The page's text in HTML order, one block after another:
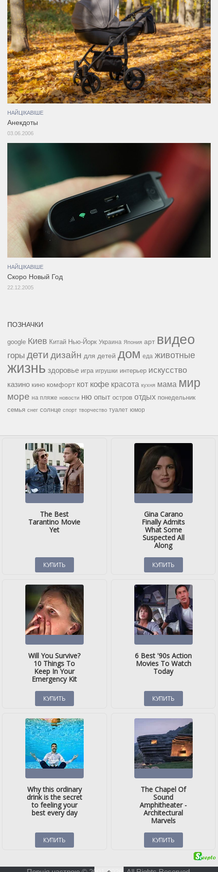
НАЙЦІКАВІШЕ
Анекдоты
03.06.2006
НАЙЦІКАВІШЕ
Скоро Новый Год
22.12.2005
ПОЗНАЧКИ
google Киев Китай Нью-Йорк Украина Япония арт видео
горы дети дизайн для детей дом еда животные
жизнь здоровье игра игрушки интерьер искусство
казино кино комфорт кот кофе красота кухня мама мир
море на пляже новости ню опыт остров отдых понедельник
семья снег солнце спорт творчество туалет юмор